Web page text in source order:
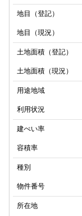
地目（登記）
地目（現況）
土地面積（登記）
土地面積（現況）
用途地域
利用状況
建ぺい率
容積率
種別
物件番号
所在地